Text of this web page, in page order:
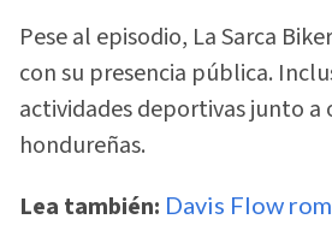
Pese al episodio, La Sarca
con su presencia pública.
actividades deportivas junto a
hondureñas.
Lea también: Davis Flow